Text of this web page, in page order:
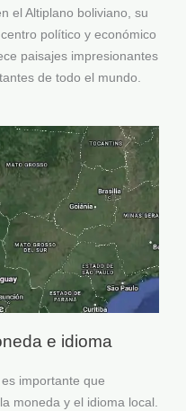
el Altiplano boliviano, su
político y económico
paisajes impresionantes
de todo el mundo.
e idioma
importante que
moneda y el idioma local.